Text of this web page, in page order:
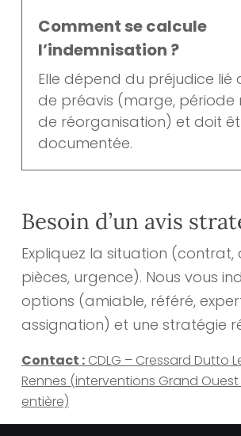
Comment se calcule
l’indemnisation ?
Elle dépend du préjudice
de préavis (marge, période
de réorganisation) et doit
documentée.
Besoin d’un avis
Expliquez la situation (contrat,
pièces, urgence). Nous vous
options (amiable, référé,
assignation) et une stratégie
Contact : CDLG – Cressard Dutto
Rennes (interventions Grand Ouest
entière)